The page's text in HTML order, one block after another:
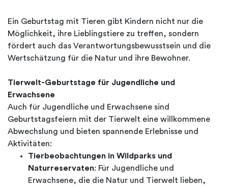
Ein Geburtstag mit Tieren gibt Kindern nicht nur die
Möglichkeit, ihre Lieblingstiere zu treffen, sondern
fördert auch das Verantwortungsbewusstsein und die
Wertschätzung für die Natur und ihre Bewohner.
Tierwelt-Geburtstage für Jugendliche und
Erwachsene
Auch für Jugendliche und Erwachsene sind
Geburtstagsfeiern mit der Tierwelt eine willkommene
Abwechslung und bieten spannende Erlebnisse und
Aktivitäten:
Tierbeobachtungen in Wildparks und
Naturreservaten: Für Jugendliche und
Erwachsene, die die Natur und Tierwelt lieben,